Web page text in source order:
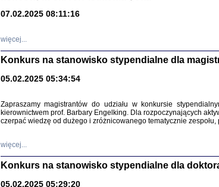
07.02.2025 08:11:16
więcej...
Konkurs na stanowisko stypendialne dla
05.02.2025 05:34:54
Zapraszamy magistrantów do udziału w konkursie
kierownictwem prof. Barbary Engelking. Dla rozpoczynających
czerpać wiedzę od dużego i zróżnicowanego tematycznie
więcej...
Konkurs na stanowisko stypendialne dla
05.02.2025 05:29:20